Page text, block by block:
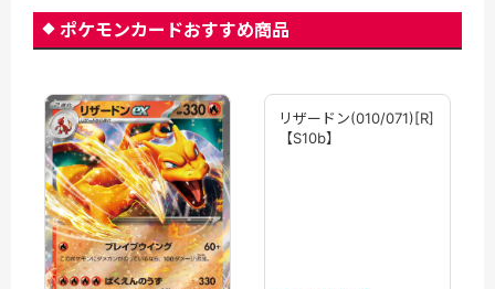
ポケモンカードおすすめ商品
リザードン(010/071)[R]
【S10b】